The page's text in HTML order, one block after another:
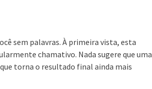
sem palavras. À primeira vista, esta
chamativo. Nada sugere que uma
torna o resultado final ainda mais